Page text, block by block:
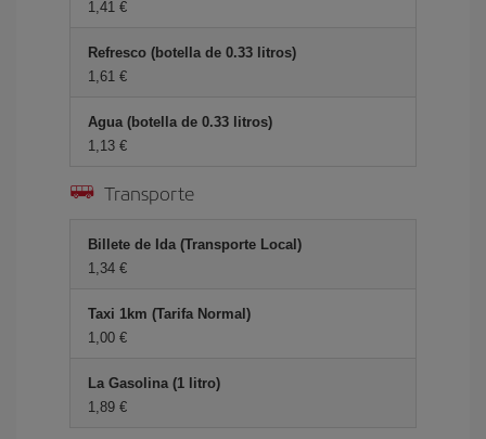
1,41 €
Refresco (botella de 0.33 litros)
1,61 €
Agua (botella de 0.33 litros)
1,13 €
Transporte
Billete de Ida (Transporte Local)
1,34 €
Taxi 1km (Tarifa Normal)
1,00 €
La Gasolina (1 litro)
1,89 €